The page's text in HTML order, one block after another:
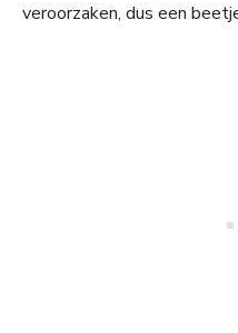
veroorzaken, dus een